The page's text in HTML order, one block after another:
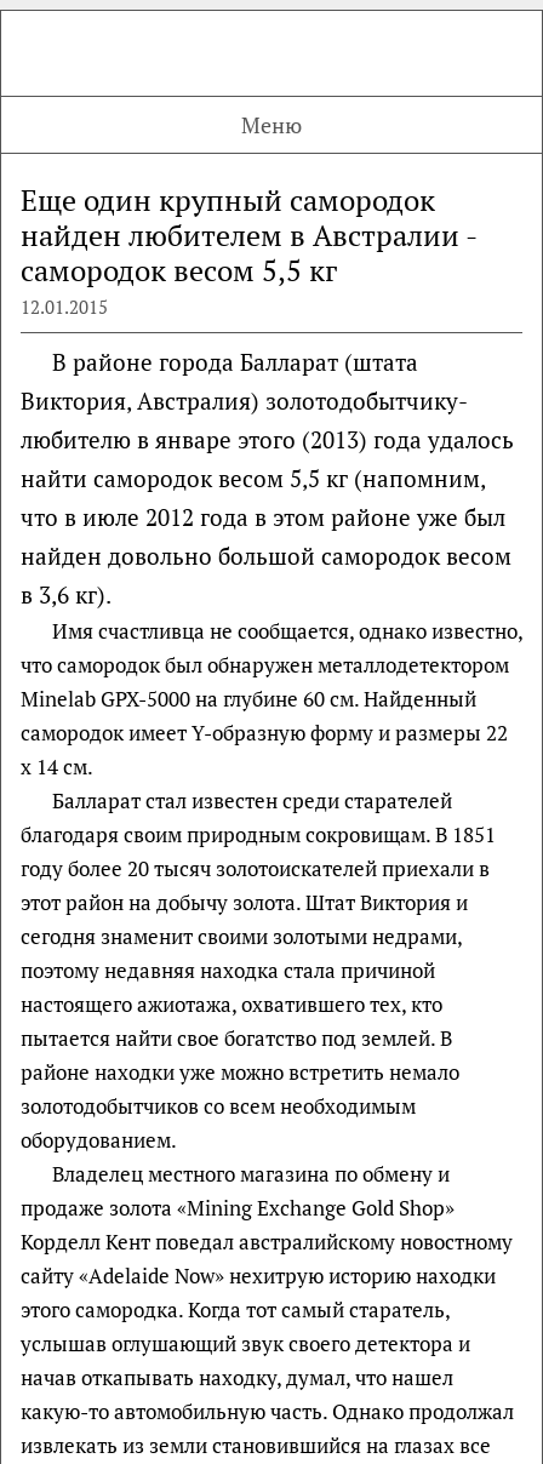
Меню
Еще один крупный самородок
найден любителем в Австралии -
самородок весом 5,5 кг
12.01.2015
В районе города Балларат (штата
Виктория, Австралия) золотодобытчику-
любителю в январе этого (2013) года удалось
найти самородок весом 5,5 кг (напомним,
что в июле 2012 года в этом районе уже был
найден довольно большой самородок весом
в 3,6 кг).
Имя счастливца не сообщается, однако известно,
что самородок был обнаружен металлодетектором
Minelab GPX-5000 на глубине 60 см. Найденный
самородок имеет Y-образную форму и размеры 22
х 14 см.
Балларат стал известен среди старателей
благодаря своим природным сокровищам. В 1851
году более 20 тысяч золотоискателей приехали в
этот район на добычу золота. Штат Виктория и
сегодня знаменит своими золотыми недрами,
поэтому недавняя находка стала причиной
настоящего ажиотажа, охватившего тех, кто
пытается найти свое богатство под землей. В
районе находки уже можно встретить немало
золотодобытчиков со всем необходимым
оборудованием.
Владелец местного магазина по обмену и
продаже золота «Mining Exchange Gold Shop»
Корделл Кент поведал австралийскому новостному
сайту «Adelaide Now» нехитрую историю находки
этого самородка. Когда тот самый старатель,
услышав оглушающий звук своего детектора и
начав откапывать находку, думал, что нашел
какую-то автомобильную часть. Однако продолжал
извлекать из земли становившийся на глазах все